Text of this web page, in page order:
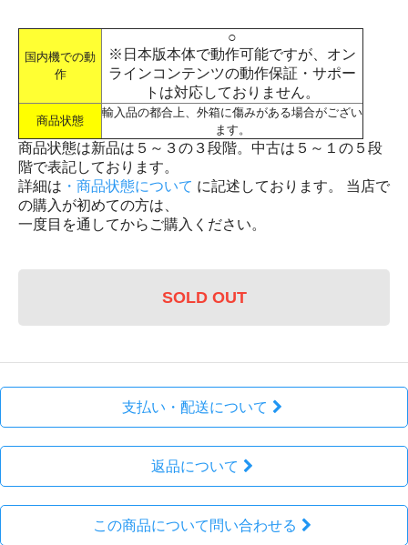
国内機での動
作
○
※日本版本体で動作可能ですが、オン
ラインコンテンツの動作保証・サポー
トは対応しておりません。
商品状態
輸入品の都合上、外箱に傷みがある場合がござい
ます。
商品状態は新品は５～３の３段階。中古は５～１の５段
階で表記しております。
詳細は ・商品状態について に記述しております。 当店で
の購入が初めての方は、
一度目を通してからご購入ください。
SOLD OUT
支払い・配送について
返品について
この商品について問い合わせる